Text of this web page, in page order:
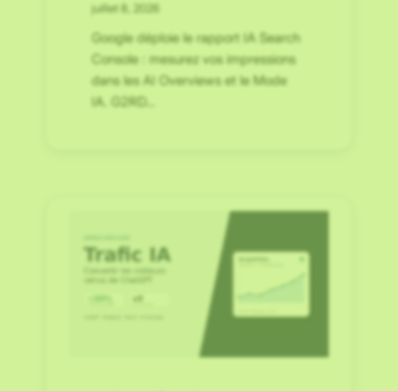
juillet 8, 2026
Google déploie le rapport IA Search
Console : mesurez vos impressions
dans les AI Overviews et le Mode
IA. G2RD…